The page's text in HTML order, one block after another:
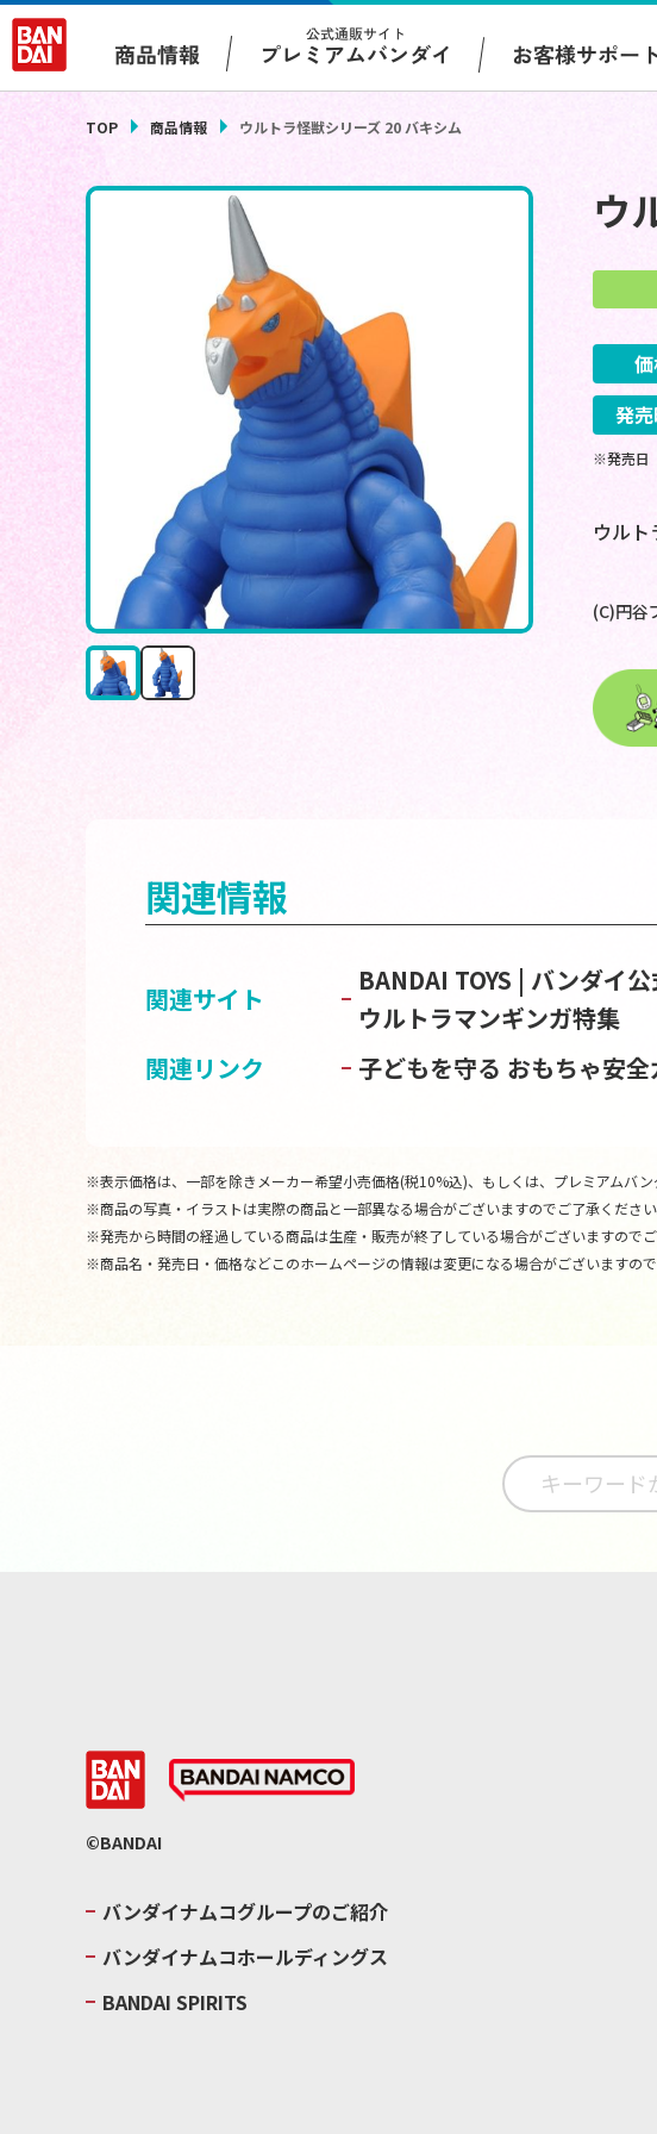
商品情報
公式通販サイト
プレミアムバンダイ お客様サポー
TOP 商品情報 ウルトラ怪獣シリーズ 20 バキシム
ウ
発
※発売日
ウル
(C)円谷
関連情報
関連サイト
BANDAI TOYS | バンダイ
ウルトラマンギンガ特集
関連リンク
子どもを守る おもちゃ安全
※表示価格は、一部を除きメーカー希望小売価格(税10%込)、もしくは、プレミアムバン
※商品の写真・イラストは実際の商品と一部異なる場合がございますのでご了承ください
※発売から時間の経過している商品は生産・販売が終了している場合がございますのでご
※商品名・発売日・価格などこのホームページの情報は変更になる場合がございますので
©BANDAI
バンダイナムコグループのご紹介
バンダイナムコホールディングス
BANDAI SPIRITS